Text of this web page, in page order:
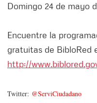
Domingo 24 de mayo
Encuentre la
gratuitas de BibloRed
http://
Twitter: @ServiCiudadano